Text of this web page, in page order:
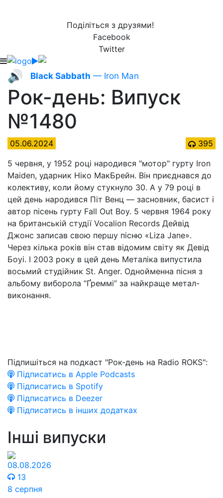
Поділіться з друзями!
Facebook
Twitter
🔊 Black Sabbath — Iron Man
Рок-день: Випуск
№1480
05.06.2024
395
5 червня, у 1952 році народився "мотор" гурту Iron
Maiden, ударник Ніко МакБрейн. Він приєднався до
колективу, коли йому стукнуло 30. А у 79 році в
цей день народився Піт Венц — засновник, басист і
автор пісень гурту Fall Out Boy. 5 червня 1964 року
на британській студії Vocalion Records Дейвід
Джонс записав свою першу пісню «Liza Jane».
Через кілька років він став відомим світу як Девід
Боуі. І 2003 року в цей день Металіка випустила
восьмий студійник St. Anger. Однойменна пісня з
альбому виборола “Ґреммі” за найкраще метал-
виконання.
Підпишіться на подкаст "Рок-день на Radio ROKS":
Підписатись в Apple Podcasts
Підписатись в Spotify
Підписатись в Deezer
Підписатись в інших додатках
Інші випуски
08.08.2026
13
8 серпня